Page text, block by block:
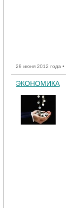
29 июня 2012 года •
ЭКОНОМИКА